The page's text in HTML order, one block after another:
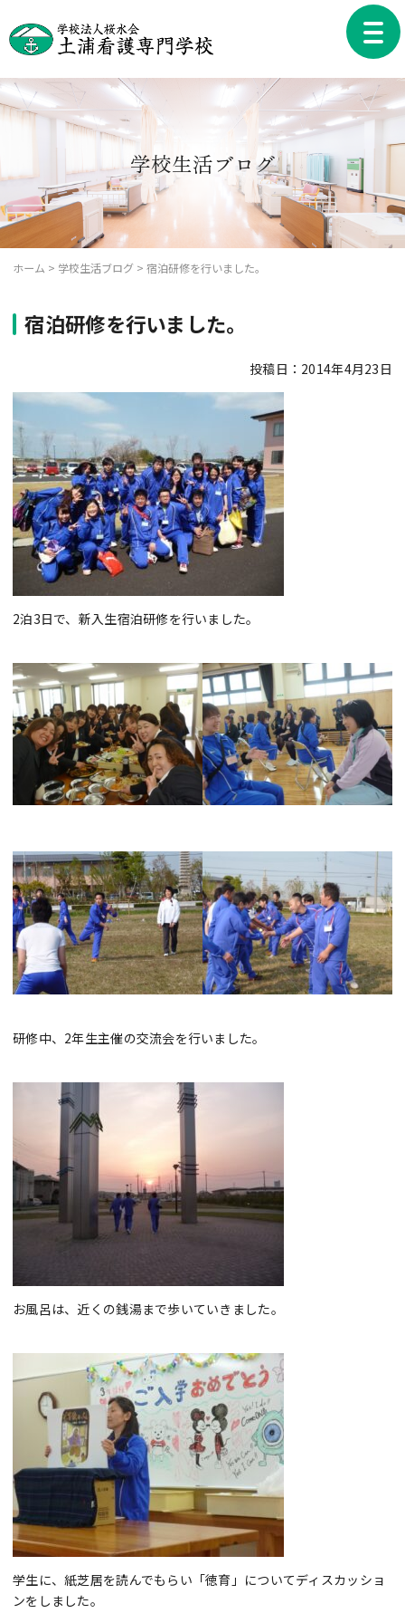
content
toggle
学校生活ブログ
ホーム > 学校生活ブログ >宿泊研修を行いました。
宿泊研修を行いました。
投稿日：2014年4月23日
2泊3日で、新入生宿泊研修を行いました。
研修中、2年生主催の交流会を行いました。
お風呂は、近くの銭湯まで歩いていきました。
学生に、紙芝居を読んでもらい「徳育」についてディスカッショ
ンをしました。